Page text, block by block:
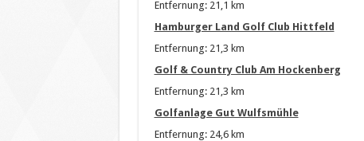
Entfernung: 21,1 km
Hamburger Land Golf Club Hittfeld
Entfernung: 21,3 km
Golf & Country Club Am Hockenberg
Entfernung: 21,3 km
Golfanlage Gut Wulfsmühle
Entfernung: 24,6 km